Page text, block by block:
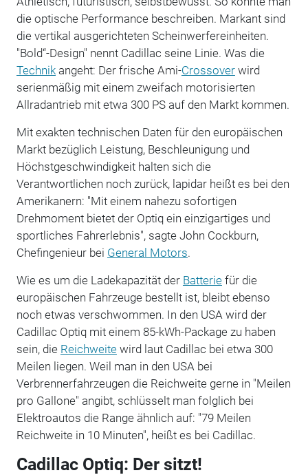
die optische Performance beschreiben. Markant sind
die vertikal ausgerichteten Scheinwerfereinheiten.
"Bold“-Design" nennt Cadillac seine Linie. Was die
Technikangeht: Der frische Ami-Crossoverwird
serienmäßig mit einem zweifach motorisierten
Allradantrieb mit etwa 300 PS auf den Markt kommen.
Mit exakten technischen Daten für den europäischen
Markt bezüglich Leistung, Beschleunigung und
Höchstgeschwindigkeit halten sich die
Verantwortlichen noch zurück, lapidar heißt es bei den
Amerikanern: "Mit einem nahezu sofortigen
Drehmoment bietet der Optiq ein einzigartiges und
sportliches Fahrerlebnis", sagte John Cockburn,
Chefingenieur bei General Motors.
Wie es um die Ladekapazität der Batteriefür die
europäischen Fahrzeuge bestellt ist, bleibt ebenso
noch etwas verschwommen. In den USA wird der
Cadillac Optiq mit einem 85-kWh-Package zu haben
sein, die Reichweitewird laut Cadillac bei etwa 300
Meilen liegen. Weil man in den USA bei
Verbrennerfahrzeugen die Reichweite gerne in "Meilen
pro Gallone" angibt, schlüsselt man folglich bei
Elektroautos die Range ähnlich auf: "79 Meilen
Reichweite in 10 Minuten", heißt es bei Cadillac.
Cadillac Optiq: Der sitzt!